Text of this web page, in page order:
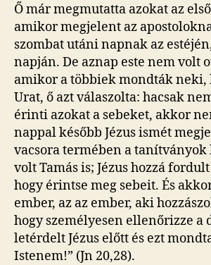
Ő már megmutatta azokat az
amikor megjelent az
szombat utáni napnak az
napján. De aznap este nem volt
amikor a többiek mondták neki,
Urat, ő azt válaszolta: hacsak
érinti azokat a sebeket, akkor
nappal később Jézus ismét
vacsora termében a tanítványok
volt Tamás is; Jézus hozzá
hogy érintse meg sebeit. És
ember, az az ember, aki
hogy személyesen ellenőrizze a
letérdelt Jézus előtt és ezt
Istenem!” (Jn 20,28).